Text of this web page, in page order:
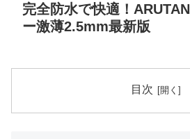
完全防水で快適！
ー激薄2.5mm最新版
目次